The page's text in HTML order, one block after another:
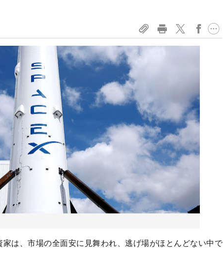
は、市場の全面安に見舞われ、逃げ場がほとんどない中で